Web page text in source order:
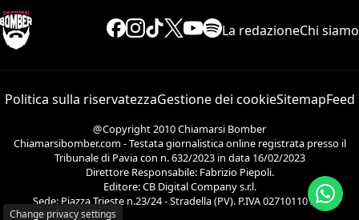
La redazioneChi siamo
Politica sulla riservatezzaGestione dei cookieSitemapFeed
@Copyright 2010 Chiamarsi Bomber
Chiamarsibomber.com - Testata giornalistica online registrata presso il
Tribunale di Pavia con n. 632/2023 in data 16/02/2023
Direttore Responsabile: Fabrizio Piepoli.
Editore: CB Digital Company s.r.l.
Sede: Piazza Trieste n.23/24 - Stradella (PV). P.IVA 02710110186.
Change privacy settings